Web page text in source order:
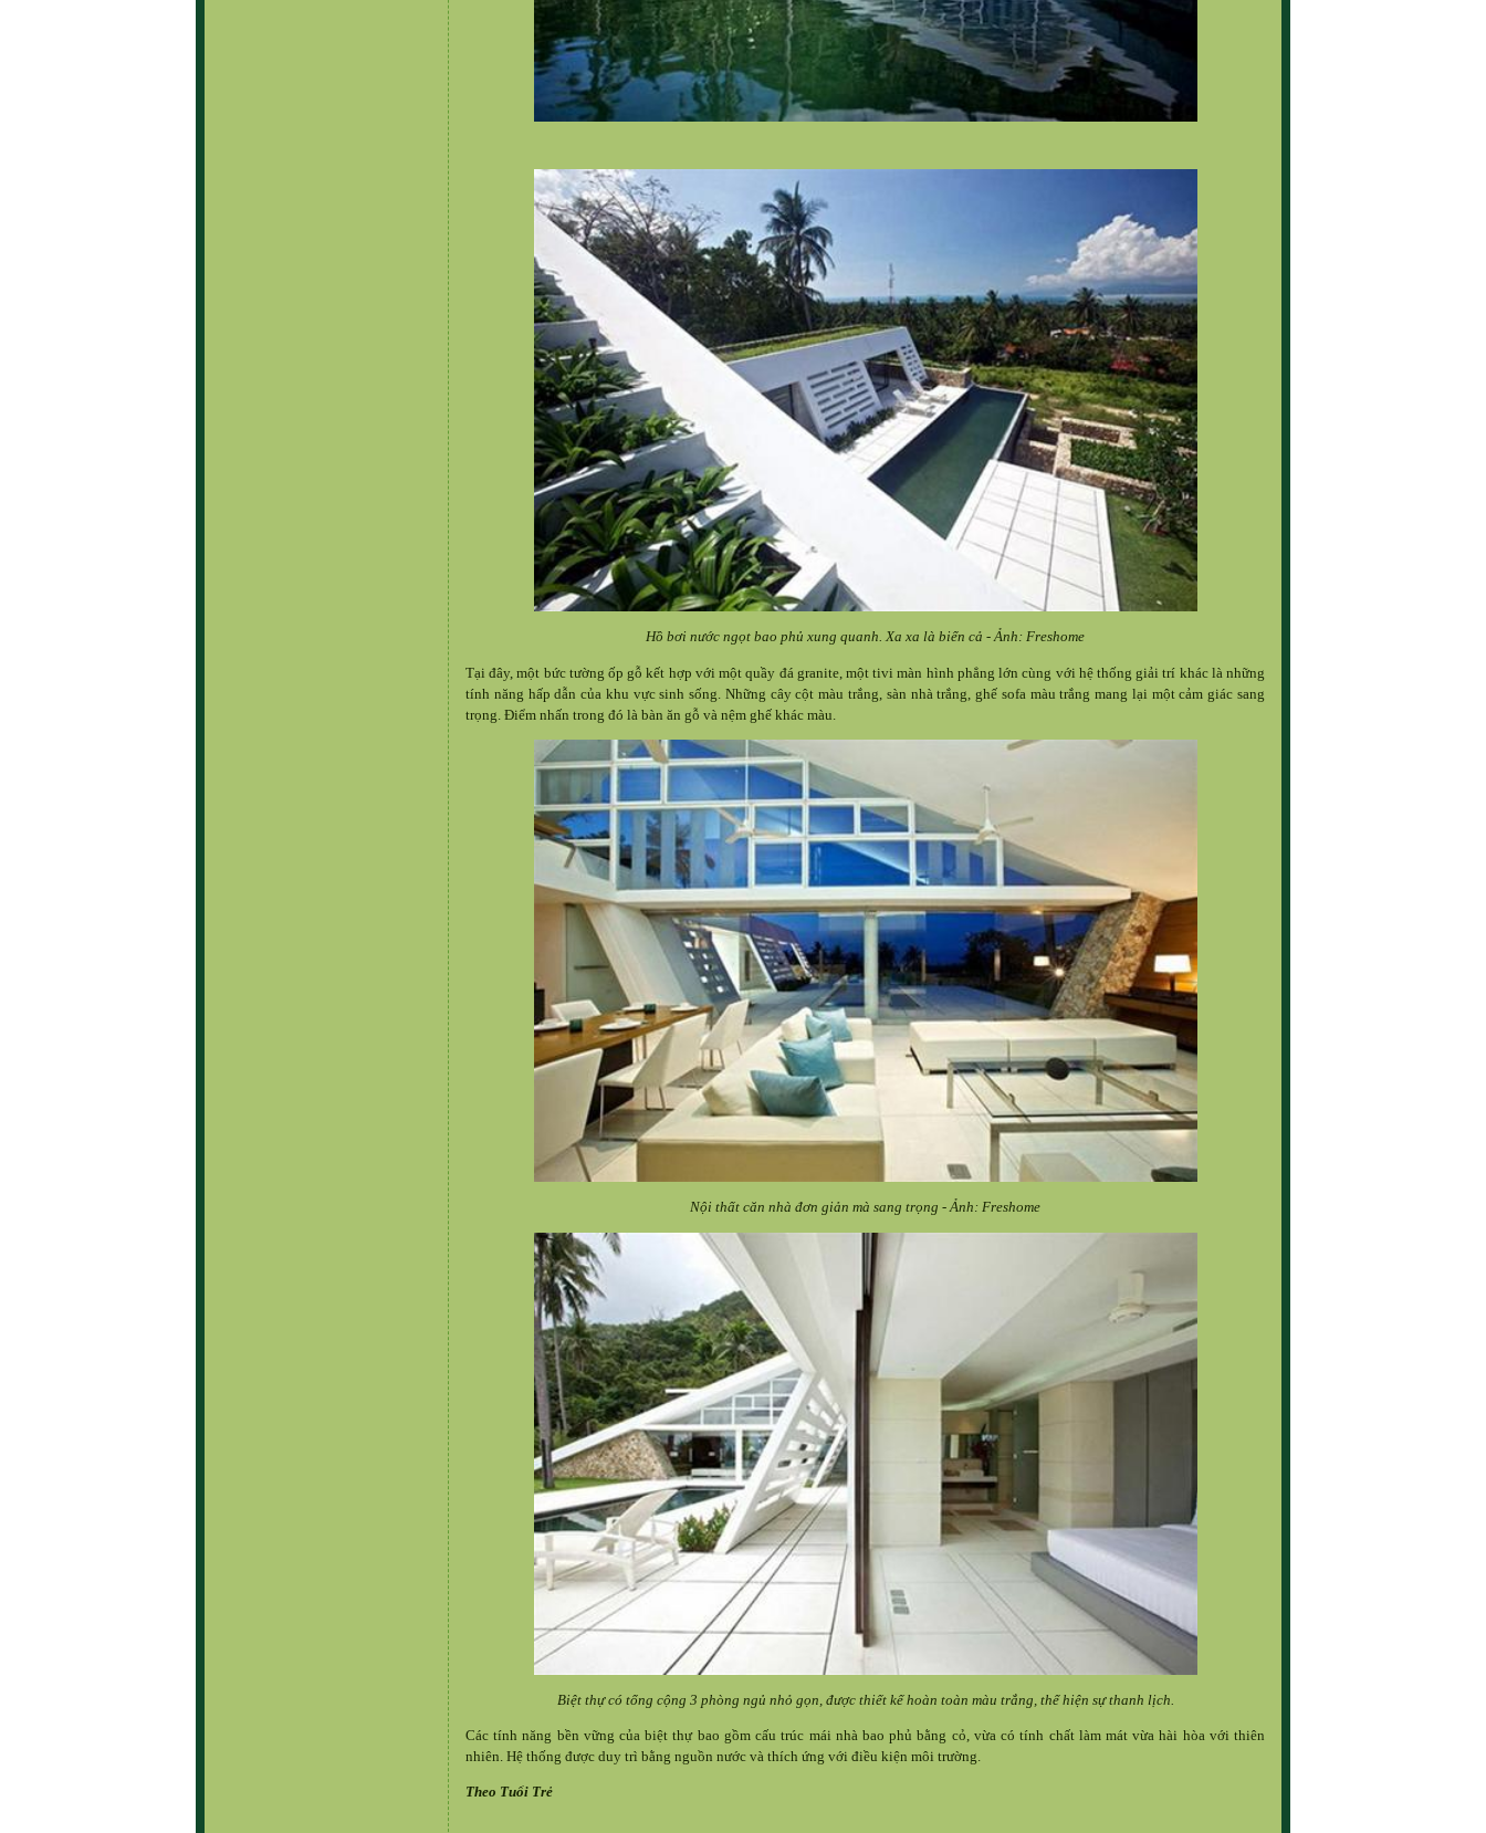
Hồ bơi nước ngọt bao phủ xung quanh. Xa xa là biển cả - Ảnh: Freshome
Tại đây, một bức tường ốp gỗ kết hợp với một quầy đá granite, một tivi màn hình phẳng lớn cùng với hệ thống giải trí khác là những
tính năng hấp dẫn của khu vực sinh sống. Những cây cột màu trắng, sàn nhà trắng, ghế sofa màu trắng mang lại một cảm giác sang
trọng. Điểm nhấn trong đó là bàn ăn gỗ và nệm ghế khác màu.
Nội thất căn nhà đơn giản mà sang trọng - Ảnh: Freshome
Biệt thự có tổng cộng 3 phòng ngủ nhỏ gọn, được thiết kế hoàn toàn màu trắng, thể hiện sự thanh lịch.
Các tính năng bền vững của biệt thự bao gồm cấu trúc mái nhà bao phủ bằng cỏ, vừa có tính chất làm mát vừa hài hòa với thiên
nhiên. Hệ thống được duy trì bằng nguồn nước và thích ứng với điều kiện môi trường.
Theo Tuổi Trẻ